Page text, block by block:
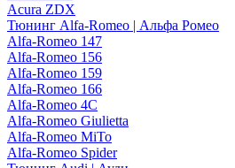
Acura ZDX
Тюнинг Alfa-Romeo | Альфа Ромео
Alfa-Romeo 147
Alfa-Romeo 156
Alfa-Romeo 159
Alfa-Romeo 166
Alfa-Romeo 4C
Alfa-Romeo Giulietta
Alfa-Romeo MiTo
Alfa-Romeo Spider